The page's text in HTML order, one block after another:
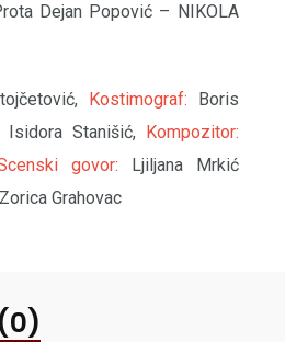
Dejan Popović – NIKOLA
Kostimograf: Boris
Isidora Stanišić,
Kompozitor:
govor: Ljiljana Mrkić
Zorica Grahovac